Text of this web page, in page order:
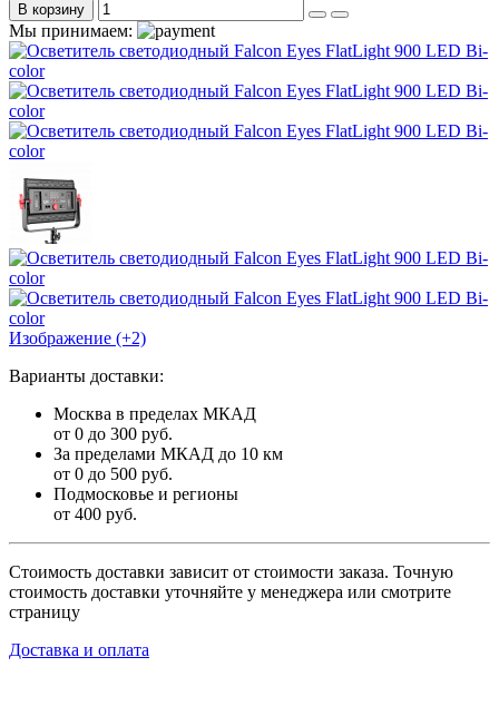
В корзину
Мы принимаем:
Изображение (+2)
Варианты доставки:
Москва в пределах МКАД
от 0 до 300 руб.
За пределами МКАД до 10 км
от 0 до 500 руб.
Подмосковье и регионы
от 400 руб.
Стоимость доставки зависит от стоимости заказа. Точную
стоимость доставки уточняйте у менеджера или смотрите
страницу
Доставка и оплата